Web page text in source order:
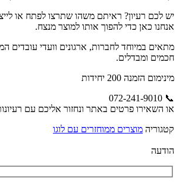
יש לכם רעיון? ראיתם משהו שתרצו לפתח או
אנחנו כאן כדי להפוך אותו למוצר מנצח.
מתאים במיוחד לחברות, ארגונים וועדי עובדים
חכמים ומבדלים.
מינימום הזמנה 200 יחידות
📞 072-241-9010
או השאירו פרטים באתר ונחזור אליכם עם
קטגוריה מוצרים ממוחזרים עם לוגו
הודעה